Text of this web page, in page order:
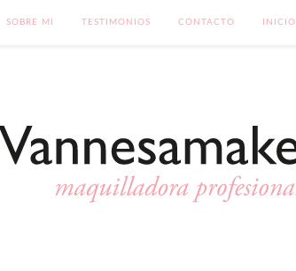
SOBRE MI TESTIMONIOS CONTACTO INICIO